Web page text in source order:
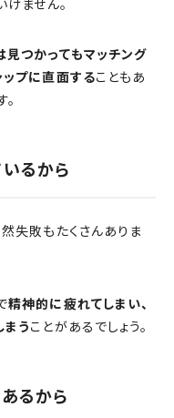
けません。
つかってもマッチング
ップに直面することもあ
るから
失敗もたくさんありま
精神的に疲れてしまい、
うことがあるでしょう。
るから